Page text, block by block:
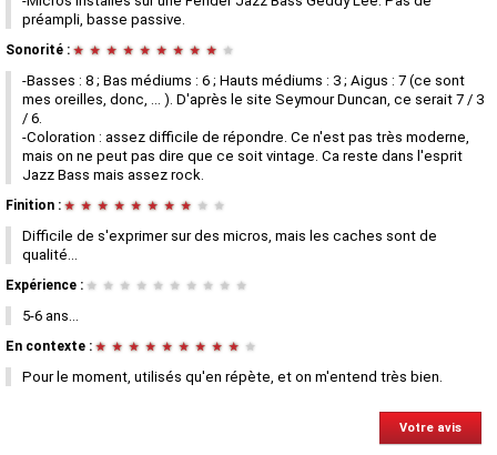
préampli, basse passive.
Sonorité : ★ ★ ★ ★ ★ ★ ★ ★ ★ ★
-Basses : 8 ; Bas médiums : 6 ; Hauts médiums : 3 ; Aigus : 7 (ce sont
mes oreilles, donc, ... ). D'après le site Seymour Duncan, ce serait 7 / 3
/ 6.
-Coloration : assez difficile de répondre. Ce n'est pas très moderne,
mais on ne peut pas dire que ce soit vintage. Ca reste dans l'esprit
Jazz Bass mais assez rock.
Finition : ★ ★ ★ ★ ★ ★ ★ ★ ★ ★
Difficile de s'exprimer sur des micros, mais les caches sont de
qualité...
Expérience : ★ ★ ★ ★ ★ ★ ★ ★ ★ ★
5-6 ans...
En contexte : ★ ★ ★ ★ ★ ★ ★ ★ ★ ★
Pour le moment, utilisés qu'en répète, et on m'entend très bien.
Votre avis